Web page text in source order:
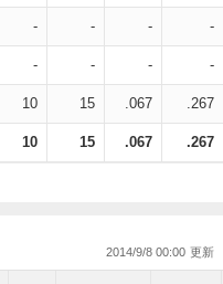
- - - -
- - - -
10 15 .067 .267
10 15 .067 .267
2014/9/8 00:00